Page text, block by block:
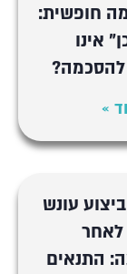
חופשית:
אינו
»
עונש
התנאים